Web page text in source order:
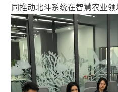
同推动北斗系统在智慧农业领